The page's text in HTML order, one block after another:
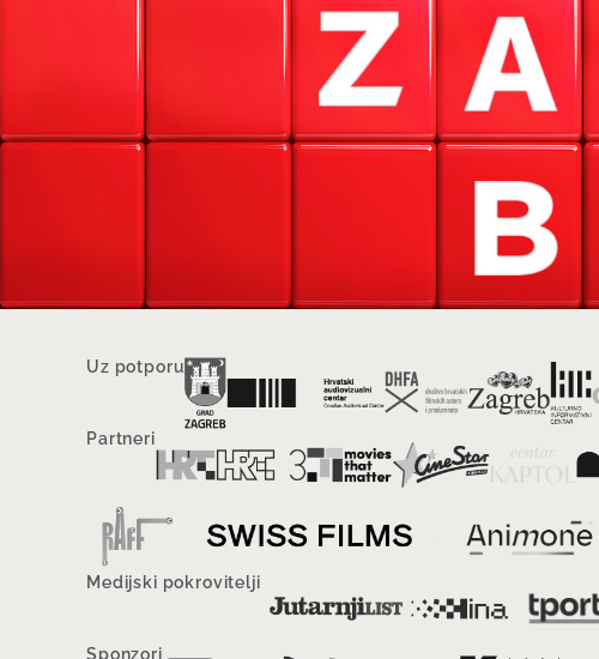
Uz potporu
Partneri
Medijski pokrovitelji
Sponzori